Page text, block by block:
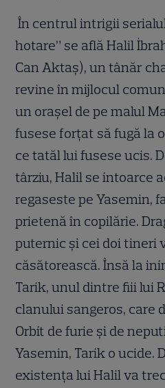
În centrul intrigii
hotare” se află Halil
Can Aktaş), un tânăr
revine în mijlocul
un oraşel de pe malul
fusese forțat să fugă la
ce tatăl lui fusese ucis.
târziu, Halil se intoarce
regaseste pe Yasemin,
prietenă în copilărie.
puternic şi cei doi tineri
căsătorească. Însă la
Tarik, unul dintre fiii lui
clanului sangeros, care
Orbit de furie şi de
Yasemin, Tarik o ucide.
existenţa lui Halil va